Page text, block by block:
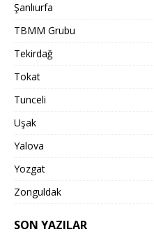
Şanlıurfa
TBMM Grubu
Tekirdağ
Tokat
Tunceli
Uşak
Yalova
Yozgat
Zonguldak
SON YAZILAR